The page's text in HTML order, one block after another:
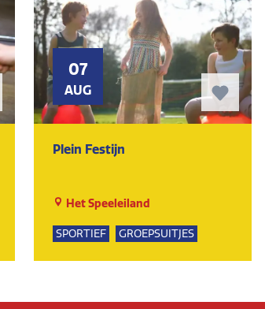
07
AUG
Plein Festijn
Het Speeleiland
SPORTIEF GROEPSUITJES